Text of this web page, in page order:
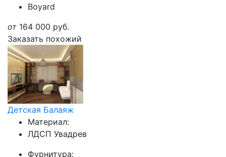
Boyard
от 164 000 руб.
Заказать похожий
Детская Балаяж
Материал:
ЛДСП Увадрев
Фурнитура: